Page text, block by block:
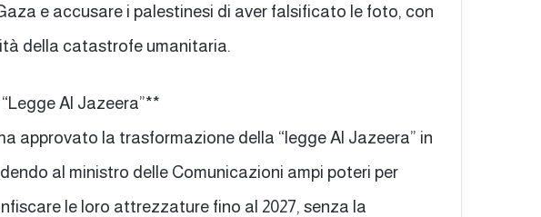
e accusare i palestinesi di aver falsificato le foto, con
della catastrofe umanitaria.
Al Jazeera”**
approvato la trasformazione della “legge Al Jazeera” in
al ministro delle Comunicazioni ampi poteri per
le loro attrezzature fino al 2027, senza la